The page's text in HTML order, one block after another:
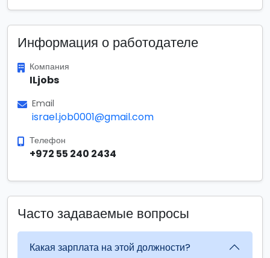
Информация о работодателе
Компания
ILjobs
Email
israel.job0001@gmail.com
Телефон
+972 55 240 2434
Часто задаваемые вопросы
Какая зарплата на этой должности?